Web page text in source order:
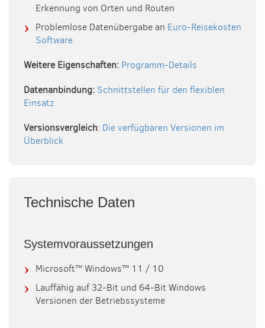
Erkennung von Orten und Routen
Problemlose Datenübergabe an Euro-Reisekosten
Software
Weitere Eigenschaften: Programm-Details
Datenanbindung: Schnittstellen für den flexiblen
Einsatz
Versionsvergleich: Die verfügbaren Versionen im
Überblick
Technische Daten
Systemvoraussetzungen
Microsoft™ Windows™ 11 / 10
Lauffähig auf 32-Bit und 64-Bit Windows
Versionen der Betriebssysteme